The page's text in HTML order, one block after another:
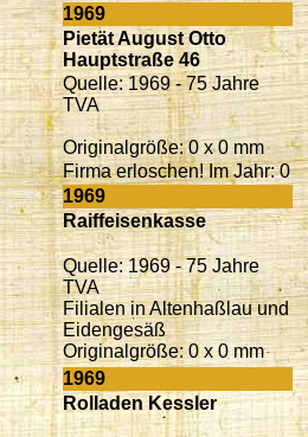
1969
Pietät August Otto
Hauptstraße 46
Quelle: 1969 - 75 Jahre
TVA
Originalgröße: 0 x 0 mm
Firma erloschen! Im Jahr: 0
1969
Raiffeisenkasse
Quelle: 1969 - 75 Jahre
TVA
Filialen in Altenhaßlau und
Eidengesäß
Originalgröße: 0 x 0 mm
1969
Rolladen Kessler